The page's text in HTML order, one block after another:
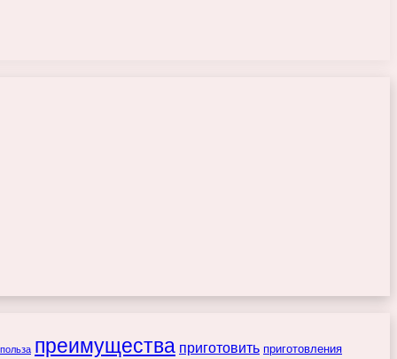
польза преимущества приготовить приготовления